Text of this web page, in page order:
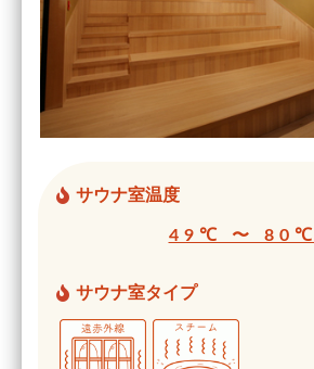
サウナ室温度
49℃ 〜 80℃
サウナ室タイプ